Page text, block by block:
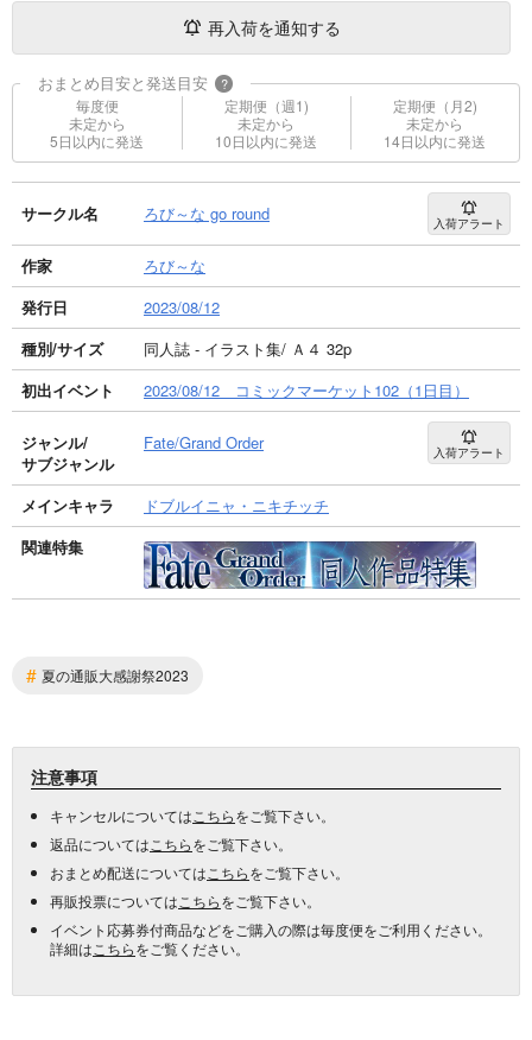
再入荷を通知する
おまとめ目安と発送目安 ?
毎度便
未定から
5日以内に発送
定期便（週1)
未定から
10日以内に発送
定期便（月2)
未定から
14日以内に発送
サークル名 ろび～な go round 入荷アラート
作家
ろび～な
発行日
2023/08/12
種別/サイズ
同人誌 - イラスト集/ Ａ４ 32p
初出イベント
2023/08/12 コミックマーケット102（1日目）
ジャンル/
サブジャンル
Fate/Grand Order 入荷アラート
メインキャラ
ドブルイニャ・ニキチッチ
関連特集
# 夏の通販大感謝祭2023
注意事項
キャンセルについては こちらをご覧下さい。
返品については こちらをご覧下さい。
おまとめ配送については こちらをご覧下さい。
再販投票については こちらをご覧下さい。
イベント応募券付商品などをご購入の際は毎度便をご利用ください。
詳細は こちらをご覧ください。